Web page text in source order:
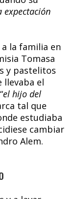
expectación
la familia en
Tomasa
y pastelitos
llevaba el
el hijo del
tal que
estudiaba
cambiar
Alem.